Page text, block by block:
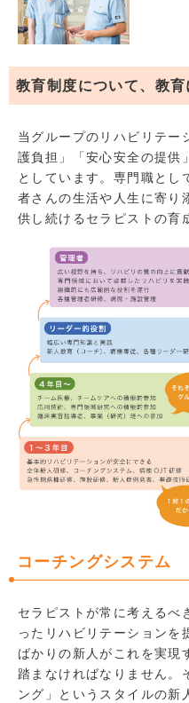
教育制度について、教
当グループのリハビリテー
護負担」「安心安全の提供
としています。専門職とし
者さんの生活や人生に寄り
供し続けるセラピストの育
コーチングシステム
セラピストが常に考えるべ
ったリハビリテーションを
ばかりの新人がこれを実現
踏まなければなりません。
ング」というスタイルの新